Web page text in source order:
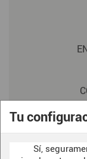
Tu
Sí,